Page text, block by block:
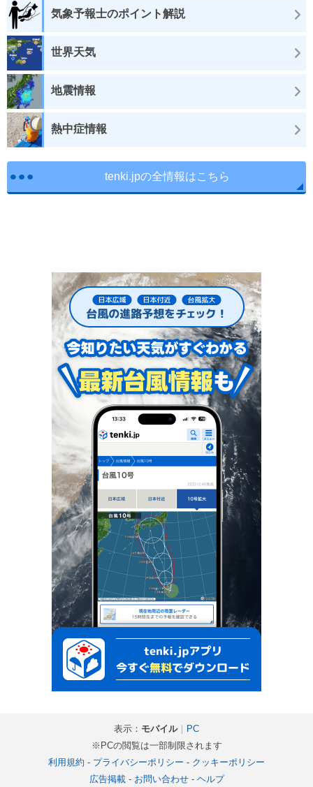
気象予報士のポイント解説
世界天気
地震情報
熱中症情報
tenki.jpの全情報はこちら
表示： モバイル｜ PC
※PCの閲覧は一部制限されます
利用規約 - プライバシーポリシー - クッキーポリシー
広告掲載- お問い合わせ- ヘルプ